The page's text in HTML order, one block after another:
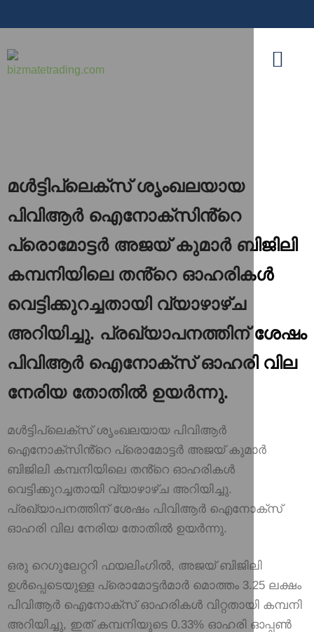
മൾട്ടിപ്ലെക്‌സ് ശൃംഖലയായ
പിവിആർ ഐനോക്‌സിൻ്റെ
പ്രൊമോട്ടർ അജയ് കുമാർ ബിജിലി
കമ്പനിയിലെ തൻ്റെ ഓഹരികൾ
വെട്ടിക്കുറച്ചതായി വ്യാഴാഴ്ച
അറിയിച്ചു. പ്രഖ്യാപനത്തിന് ശേഷം
പിവിആർ ഐനോക്‌സ് ഓഹരി വില
നേരിയ തോതിൽ ഉയർന്നു.
മൾട്ടിപ്ലെക്‌സ് ശൃംഖലയായ പിവിആർ
ഐനോക്‌സിൻ്റെ പ്രൊമോട്ടർ അജയ് കുമാർ
ബിജിലി കമ്പനിയിലെ തൻ്റെ ഓഹരികൾ
വെട്ടിക്കുറച്ചതായി വ്യാഴാഴ്ച അറിയിച്ചു.
പ്രഖ്യാപനത്തിന് ശേഷം പിവിആർ ഐനോക്‌സ്
ഓഹരി വില നേരിയ തോതിൽ ഉയർന്നു.
ഒരു റെഗുലേറ്ററി ഫയലിംഗിൽ, അജയ് ബിജിലി
ഉൾപ്പെടെയുള്ള പ്രൊമോട്ടർമാർ മൊത്തം 3.25 ലക്ഷം
പിവിആർ ഐനോക്‌സ് ഓഹരികൾ വിറ്റതായി കമ്പനി
അറിയിച്ചു, ഇത് കമ്പനിയുടെ 0.33% ഓഹരി ഓപ്പൺ